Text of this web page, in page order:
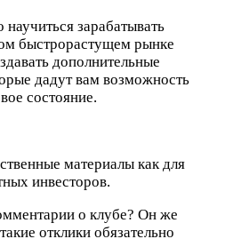
зарабатывать
быстрорастущем рынке
дополнительные
дадут вам возможность
состояние.
материалы как для
инвесторов.
о клубе? Он же
отклики обязательно